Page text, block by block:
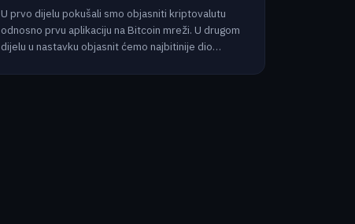
U prvo dijelu pokušali smo objasniti kriptovalutu
odnosno prvu aplikaciju na Bitcoin mreži. U drugom
dijelu u nastavku objasnit ćemo najbitinije dio…